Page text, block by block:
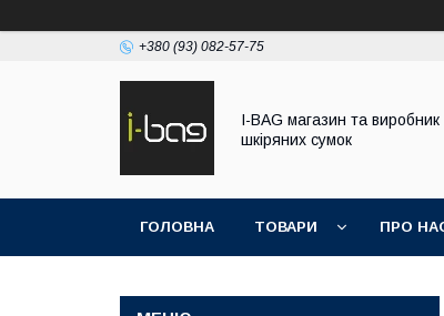
+380 (93) 082-57-75
I-BAG магазин та виробник
шкіряних сумок
ГОЛОВНА ТОВАРИ ПРО